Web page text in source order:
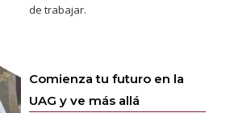
de trabajar.
Comienza tu futuro en la
UAG y ve más allá